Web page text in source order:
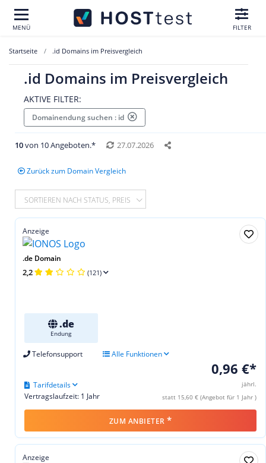
MENÜ FILTER
Startseite .id Domains im Preisvergleich
.id Domains im Preisvergleich
AKTIVE FILTER:
Domainendung suchen : id
10von 10 Angeboten.* 27.07.2026
Zurück zum Domain Vergleich
SORTIEREN NACH STATUS, PREIS
Anzeige
.de Domain
2,2 (121)
.de
Endung
Telefonsupport Alle Funktionen
0,96 €*
jährl.
statt 15,60 € (Angebot für 1 Jahr )
Vertragslaufzeit: 1 Jahr
Tarifdetails
ZUM ANBIETER *
Anzeige